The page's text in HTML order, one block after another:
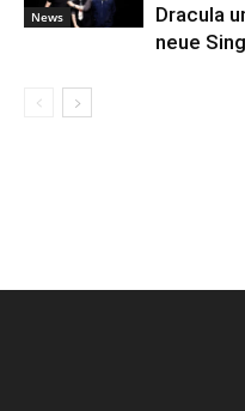
News
Dracula
neue